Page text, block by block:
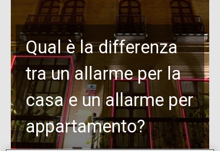
Qual è la differenza
tra un allarme per la
casa e un allarme per
appartamento?